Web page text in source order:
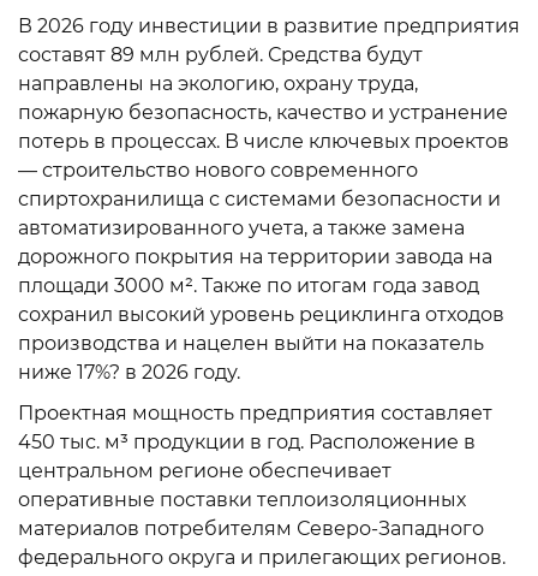
В 2026 году инвестиции в развитие предприятия
составят 89 млн рублей. Средства будут
направлены на экологию, охрану труда,
пожарную безопасность, качество и устранение
потерь в процессах. В числе ключевых проектов
— строительство нового современного
спиртохранилища с системами безопасности и
автоматизированного учета, а также замена
дорожного покрытия на территории завода на
площади 3000 м². Также по итогам года завод
сохранил высокий уровень рециклинга отходов
производства и нацелен выйти на показатель
ниже 17%? в 2026 году.
Проектная мощность предприятия составляет
450 тыс. м³ продукции в год. Расположение в
центральном регионе обеспечивает
оперативные поставки теплоизоляционных
материалов потребителям Северо-Западного
федерального округа и прилегающих регионов.